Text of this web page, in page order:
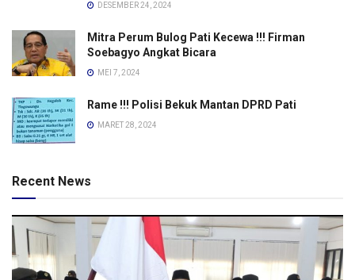
DESEMBER 24, 2024
Mitra Perum Bulog Pati Kecewa !!! Firman
Soebagyo Angkat Bicara
MEI 7, 2024
Rame !!! Polisi Bekuk Mantan DPRD Pati
MARET 28, 2024
Recent News